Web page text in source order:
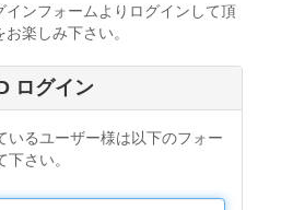
インフォームよりログインして頂
楽しみ下さい。
ログイン
いるユーザー様は以下のフォー
さい。